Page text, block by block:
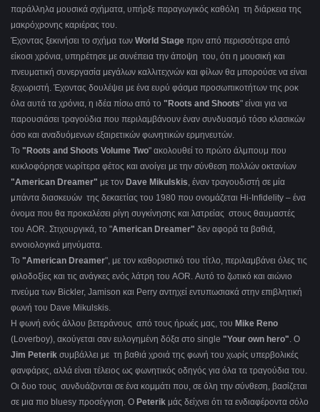
παράλληλα μουσικά σχήματα, υπήρξε παραγωγικός καθόλη τη διάρκεια της
μακρόχρονης καριέρας του.
Έχοντας ξεκινήσει το σχήμα των World Stage πριν από περισσότερα από
είκοσι χρόνια, υπηρέτησε με συνέπεια την άποψη του, ότι η μουσική και
πνευματική συνεργασία μεγάλων καλλιτεχνών και φίλων θα μπορούσε να είναι
ξεχωριστή. Έχοντας δουλέψει με ένα ευρύ φάσμα προσωπικοτήτων της ροκ
όλα αυτά τα χρόνια, η ιδέα πίσω από το "Roots and Shoots" είναι για να
παρουσιάσει τραγούδια που περιλαμβάνουν έναν συνδυασμό τόσο κλασικών
όσο και αναδυόμενων εξαιρετικών φωνητικών ερμηνευτών.
Το "Roots and Shoots Volume Two" ακολουθεί το πρώτο άλμπουμ που
κυκλοφόρησε νωρίτερα φέτος και ανοίγει με την σύνθεση πολλών οκτανίων
"American Dreamer" με τον Dave Mikulskis, έναν τραγουδιστή σε μία
μπάντα διασκευών της δεκαετίας του 1980 που ονομάζεται Hi-Infidelity – ένα
όνομα που θα προκαλέσει ρίγη συγκίνησης και λατρείας στους θαυμαστές
του AOR. Στιχουργικά, το "American Dreamer" δεν αφορά τα βαθιά,
εννοιολογικά μηνύματα.
Το "American Dreamer", με τον καθοριστικό του τίτλο, περιλαμβάνει όλες τις
φιλοδοξίες και τις ανάγκες ενός λάτρη του AOR. Αυτό το ζωτικό και αιώνιο
πνεύμα των Bickler, Jamison και Perry αντηχεί εντυπωσιακά στην επιβλητική
φωνή του Dave Mikulskis.
Η φωνή ενός άλλου βετεράνους από τους ήρωές μας, του Mike Reno
(Loverboy), ακούγεται σαν ευλογημένη δόξα στο single "Your own hero". Ο
Jim Peterik συμβάλλει με τη βαθιά χροιά της φωνή του χωρίς υπερβολικές
φανφάρες, αλλά είναι τέλειος ως φωνητικός οδηγός για όλα τα τραγούδια του.
Οι δυο τους συνδυάζονται σε ένα κομμάτι που, σε όλη την σύνθεση, βασίζεται
σε μια πιο bluesy προσέγγιση. Ο Peterik μάς δείχνει ότι τα ενδιαφέροντα σόλο